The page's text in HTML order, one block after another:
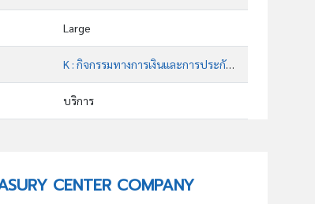
Large
K : กิจกรรมทางการเงินและการประกันภัย
บริการ
CENTER COMPANY